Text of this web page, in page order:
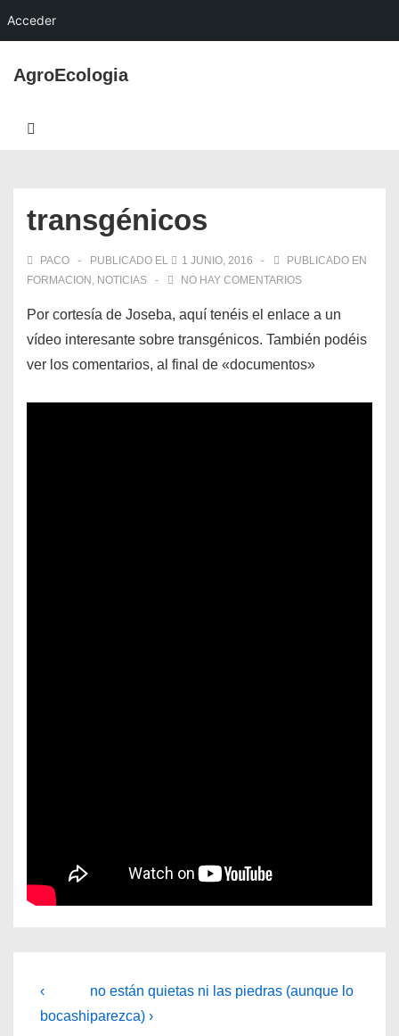
Acceder
Saltar
contenido
AgroEcologia
Navegación
MENÚ
transgénicos
PACO PUBLICADO EL 1 JUNIO, 2016
PUBLICADO EN
FORMACION , NOTICIAS NO HAY COMENTARIOS
Por cortesía de Joseba, aquí tenéis el enlace a un
vídeo interesante sobre transgénicos. También podéis
ver los comentarios, al final de «documentos»
Navegación
de
La
entrada
‹
bocashi
La
entrada
no están quietas ni las piedras (aunque lo
parezca) ›